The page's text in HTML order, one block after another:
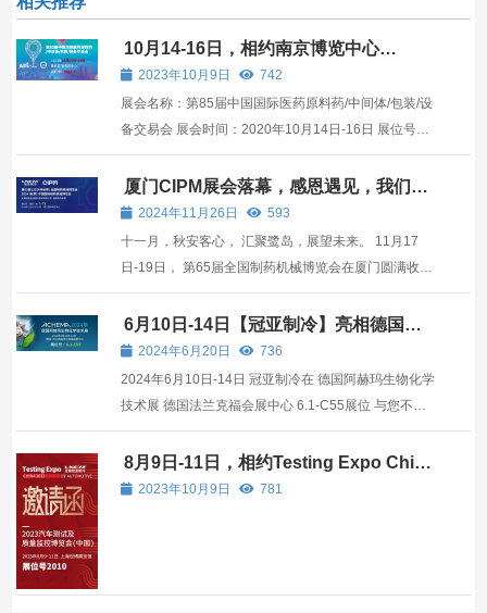
10月14-16日，相约南京博览中心
【API】5B12-2展位
2023年10月9日
742
展会名称：第85届中国国际医药原料药/中间体/包装/设
备交易会 展会时间：2020年10月14日-16日 展位号：
5B12-2 展会地址：南京国际博览中心
厦门CIPM展会落幕，感恩遇见，我们期
待下次相见！
2024年11月26日
593
十一月，秋安客心， 汇聚鹭岛，展望未来。 11月17
日-19日， 第65届全国制药机械博览会在厦门圆满收
官。 冠亚恒温收获了众多国内外客户的广泛认可， 真
诚感谢各位客户朋友的莅临。 冠亚恒温在本次展会现
场，携带一系列引人注目的产品亮相，其中包括制冷加
热控温系统...
6月10日-14日【冠亚制冷】亮相德国阿
赫玛生物化学技术展
2024年6月20日
736
2024年6月10日-14日 冠亚制冷在 德国阿赫玛生物化学
技术展 德国法兰克福会展中心 6.1-C55展位 与您不见
不散
8月9日-11日，相约Testing Expo China
上海世博展览馆【2010】展位
2023年10月9日 781